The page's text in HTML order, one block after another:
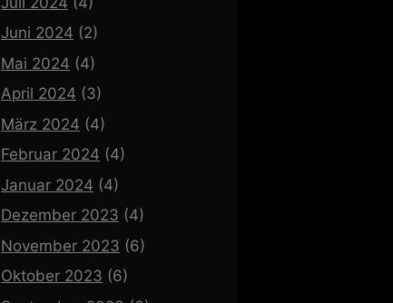
Juni 2024 (2)
Mai 2024 (4)
April 2024 (3)
März 2024 (4)
Februar 2024 (4)
Januar 2024 (4)
Dezember 2023 (4)
November 2023 (6)
Oktober 2023 (6)